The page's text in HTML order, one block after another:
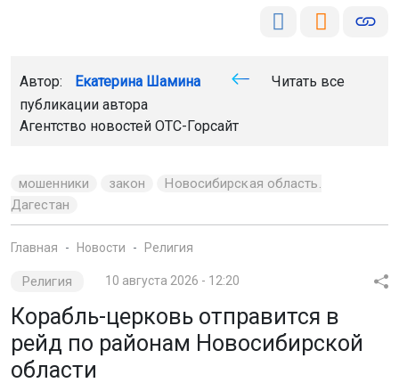
Автор: Екатерина Шамина
Читать все
публикации автора
Агентство новостей ОТС-Горсайт
мошенники закон
Новосибирская область.
Дагестан
Главная Новости Религия
Религия 10 августа 2026 - 12:20
Корабль-церковь отправится в
рейд по районам Новосибирской
области